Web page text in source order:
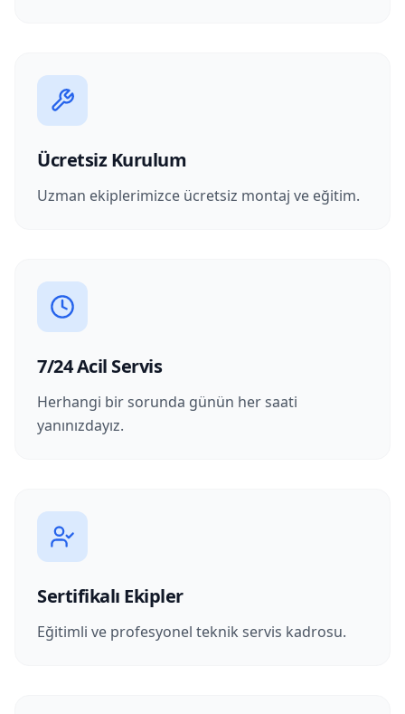
Ücretsiz Kurulum
Uzman ekiplerimizce ücretsiz montaj ve eğitim.
7/24 Acil Servis
Herhangi bir sorunda günün her saati
yanınızdayız.
Sertifikalı Ekipler
Eğitimli ve profesyonel teknik servis kadrosu.